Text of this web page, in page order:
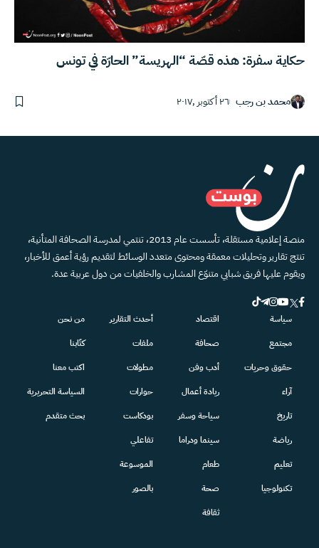
حكاية سفرة: هذه قصّة “الهريسة” الحارّة في تونس
محمد بن رجب ٢٦ أكتوبر ,٢٠١٧
منصة إعلامية مستقلة، تأسست عام 2013، تنتمي لمدرسة الصحافة المتأنية،
تنتج تقارير وتحليلات معمقة ومحتوى متعدد الوسائط لتقديم رؤية أعمق للأخبار،
ويقوم عليها فريق شبابي متنوّع المشارب والخلفيات من دول عربية عدة.
سياسة
مجتمع
حقوق وحريات
آراء
تاريخ
رياضة
تعليم
تكنولوجيا
اقتصاد
صحافة
أدب وفن
ريادة أعمال
سياحة وسفر
سينما ودراما
طعام
صحة
ثقافة
أحدث التقارير
ملفات
مطولات
حوارات
بودكاست
تفاعلي
الموسوعة
بالصور
من نحن
كتّابنا
اكتب معنا
السياسة التحريرية
بحث متقدم